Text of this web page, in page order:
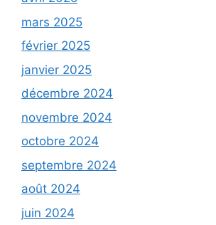
mars 2025
février 2025
janvier 2025
décembre 2024
novembre 2024
octobre 2024
septembre 2024
août 2024
juin 2024